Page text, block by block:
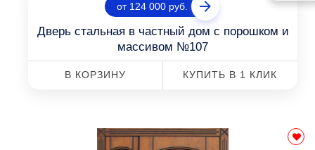
от 124 000 руб.
Дверь стальная в частный дом с порошком и
массивом №107
В КОРЗИНУ КУПИТЬ В 1 КЛИК